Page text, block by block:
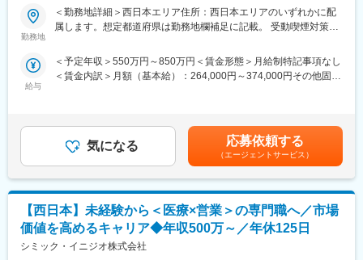
活動に専念できる環境です。
個人の予算はありますが、チーム内で助け合う社風が整ってお
す。
給取得もしやすく、年間140日ほど休んでいる方も多くいます。
業部やグループ会社への異動実績も豊富にございます。（※病院の
経営コンサル、医薬品メーカーのマーケティング支援、人事担当
者などの管理部門）
営業経験を活かして様々なキャリアプランを実現できるのは、当
社ならではの強みです。
■職務概要：
配属先メーカーにおいてMR活動に従事いただきます。
プロジェクトの数やバリエーションはキャリア形成に直結するた
め、CSOでの転職を考えるうえで重要なポイントです。
プロジェクト人数が100名を超える大規模なプロジェクトや、日
本市場への新規参入する企業のプロジェクトなど、規模やミッシ
ョンも多様です。
■人財育成への積極投資
シミック・イニジオにとってサービス品質の源泉となるのは人財
です。
そのため人財育成・能力開発は重要施策と位置づけ、積極的な投
資を行っています。自己成長意欲を尊重し、業務直結の研修だけ
勤務地
＜勤務地詳細＞西日本エリア住所：西日本エリアのいずれかに配
属します。想定都道府県は勤務地欄補足に記載。 受動喫煙対策：
給与
＜予定年収＞550万円～850万円＜賃金形態＞月給制特記事項なし
＜賃金内訳＞月額（基本給）：264,000円～374,000円その他固定
を全額支給 ■賞与年2回（昨年度実績4.2ヶ月）、報酬改定年1回■
全国勤務が可能な方は、初回給与時に30万円の一時金を支給賃金
はあくまでも目安の金額であり、選考を通じて上下する可能性が
あります。月給(月額)は固定手当を含めた表記です。
気になる 応募依頼する
（エージェントサービス）
【西日本】未経験から＜医療×営業＞の専門職へ／市場
価値を高めるキャリア◆年収500万～／年休125日
シミック・イニジオ株式会社